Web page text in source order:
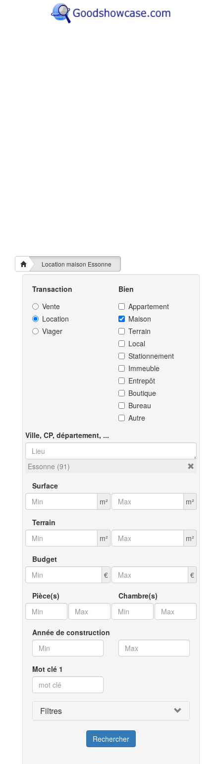
Location maison Essonne
Transaction
Vente
Location
Viager
Bien
Appartement
Maison
Terrain
Local
Stationnement
Immeuble
Entrepôt
Boutique
Bureau
Autre
Ville, CP, département, ...
Essonne (91)
Surface
m²
m²
Terrain
m²
m²
Budget
€
€
Pièce(s) Chambre(s)
Année de construction
Mot clé 1
Filtres